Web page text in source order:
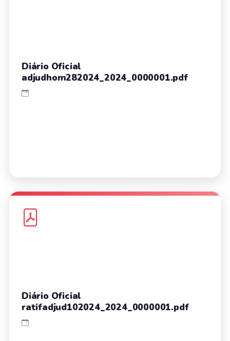
Diário Oficial
adjudhom282024_2024_0000001.pdf
Diário Oficial
ratifadjud102024_2024_0000001.pdf